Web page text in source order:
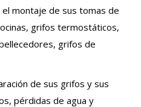
montaje de sus tomas de
grifos termostáticos,
grifos de
de sus grifos y sus
pérdidas de agua y